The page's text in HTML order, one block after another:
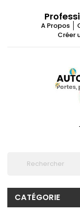
A Propos
Créer
CATÉGORIE